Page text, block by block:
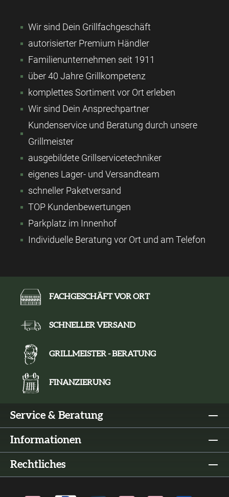
Wir sind Dein Grillfachgeschäft
autorisierter Premium Händler
Familienunternehmen seit 1911
über 40 Jahre Grillkompetenz
komplettes Sortiment vor Ort erleben
Wir sind Dein Ansprechpartner
Kundenservice und Beratung durch unsere
Grillmeister
ausgebildete Grillservicetechniker
eigenes Lager- und Versandteam
schneller Paketversand
TOP Kundenbewertungen
Parkplatz im Innenhof
Individuelle Beratung vor Ort und am Telefon
FACHGESCHÄFT VOR ORT
SCHNELLER VERSAND
GRILLMEISTER - BERATUNG
FINANZIERUNG
Service & Beratung
Informationen
Rechtliches